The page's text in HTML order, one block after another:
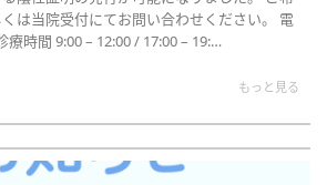
は当院受付にてお問い合わせください。 電
療時間 9:00 – 12:00 / 17:00 – 19:…
もっと見る